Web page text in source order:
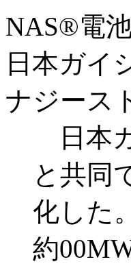
NAS®電
日本ガイ
ナジース
日本
と共同
化した
約